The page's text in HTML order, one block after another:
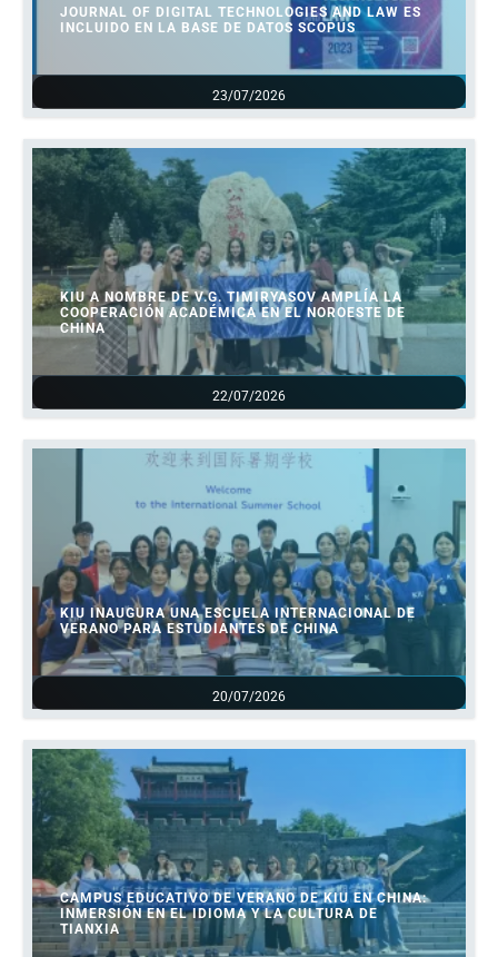
23/07/2026
JOURNAL OF DIGITAL TECHNOLOGIES AND LAW ES
INCLUIDO EN LA BASE DE DATOS SCOPUS
22/07/2026
KIU A NOMBRE DE V.G. TIMIRYASOV AMPLÍA LA
COOPERACIÓN ACADÉMICA EN EL NOROESTE DE
CHINA
20/07/2026
KIU INAUGURA UNA ESCUELA INTERNACIONAL DE
VERANO PARA ESTUDIANTES DE CHINA
CAMPUS EDUCATIVO DE VERANO DE KIU EN CHINA:
INMERSIÓN EN EL IDIOMA Y LA CULTURA DE
TIANXIA